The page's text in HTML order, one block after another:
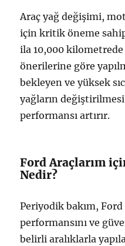
Araç yağ değişimi,
için kritik öneme
ila 10,000
önerilerine göre
bekleyen ve yüksek
yağların
performansı artırır.
Ford Araçlarım
Nedir?
Periyodik bakım, Ford
performansını ve
belirli aralıklarla